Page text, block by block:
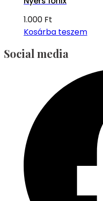
1.000 Ft
Kosárba teszem
Social media